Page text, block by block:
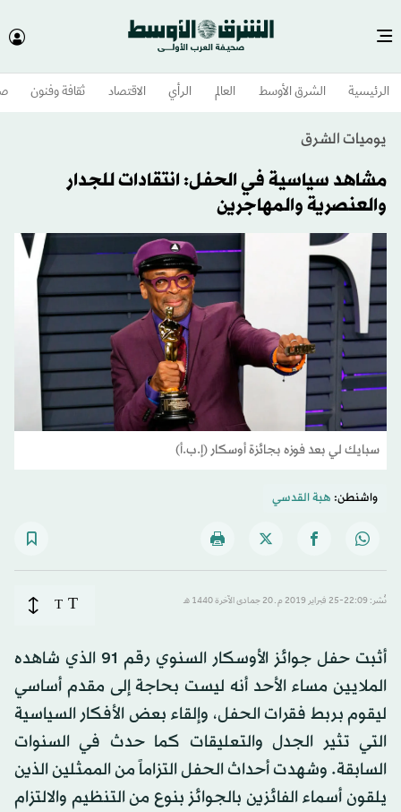
الرئيسية الشرق الأوسط​ العالم الرأي الاقتصاد ثقافة وفنون
يوميات الشرق
مشاهد سياسية في الحفل: انتقادات للجدار
والعنصرية والمهاجرين
سبايك لي بعد فوزه بجائزة أوسكار (إ.ب.أ)
واشنطن: هبة القدسي
نُشر: 22:09-25 فبراير 2019 م ـ 20 جمادى الآخرة 1440 هـ T
T
أثبت حفل جوائز الأوسكار السنوي رقم 91 الذي شاهده
الملايين مساء الأحد أنه ليست بحاجة إلى مقدم أساسي
ليقوم بربط فقرات الحفل، وإلقاء بعض الأفكار السياسية
التي تثير الجدل والتعليقات كما حدث في السنوات
السابقة. وشهدت أحداث الحفل التزاماً من الممثلين الذين
يلقون أسماء الفائزين بالجوائز بنوع من التنظيم والالتزام